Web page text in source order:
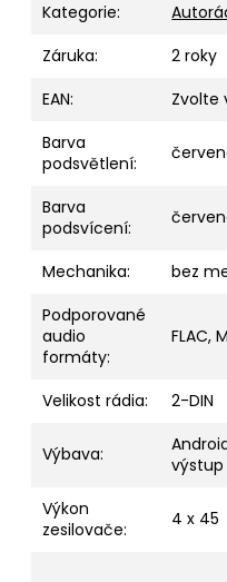
Kategorie:
Záruka:
2 roky
EAN:
Zvolte
Barva
podsvětlení:
Barva
podsvícení:
Mechanika:
bez
Podporované
audio
formáty:
FLAC,
Velikost rádia: 2-DIN
Výbava:
výstup
Výkon
zesilovače: 4 x 45